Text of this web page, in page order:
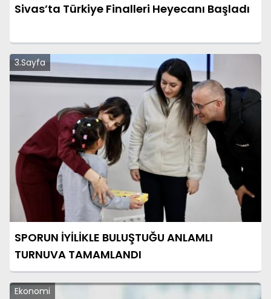
Sivas’ta Türkiye Finalleri Heyecanı Başladı
3.Sayfa
SPORUN İYİLİKLE BULUŞTUĞU ANLAMLI
TURNUVA TAMAMLANDI
Ekonomi